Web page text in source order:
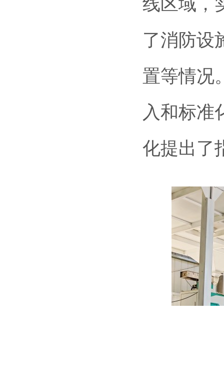
了消防设
置等情况
入和标准
化提出了